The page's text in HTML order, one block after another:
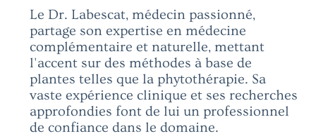
Le Dr. Labescat, médecin passionné,
partage son expertise en médecine
complémentaire et naturelle, mettant
l'accent sur des méthodes à base de
plantes telles que la phytothérapie. Sa
vaste expérience clinique et ses recherches
approfondies font de lui un professionnel
de confiance dans le domaine.